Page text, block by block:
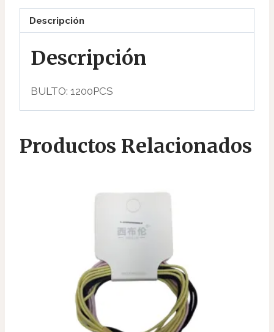
Descripción
Descripción
BULTO: 1200PCS
Productos Relacionados